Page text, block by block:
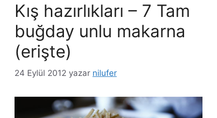
Kış hazırlıkları – 7 Tam
buğday unlu makarna
(erişte)
24 Eylül 2012 yazar nilufer